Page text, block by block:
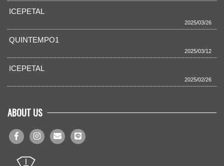
ICEPETAL
2025/03/26
QUINTEMPO1
2025/03/12
ICEPETAL
2025/02/26
ABOUT US